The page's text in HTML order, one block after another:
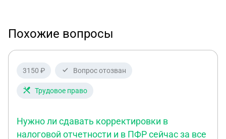
Похожие вопросы
3150 ₽ Вопрос отозван
Трудовое право
Нужно ли сдавать корректировки в
налоговой отчетности и в ПФР сейчас за все